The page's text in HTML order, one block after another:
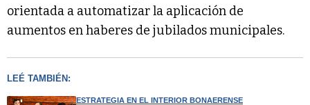
orientada a automatizar la aplicación de
aumentos en haberes de jubilados municipales.
LEÉ TAMBIÉN:
ESTRATEGIA EN EL INTERIOR BONAERENSE